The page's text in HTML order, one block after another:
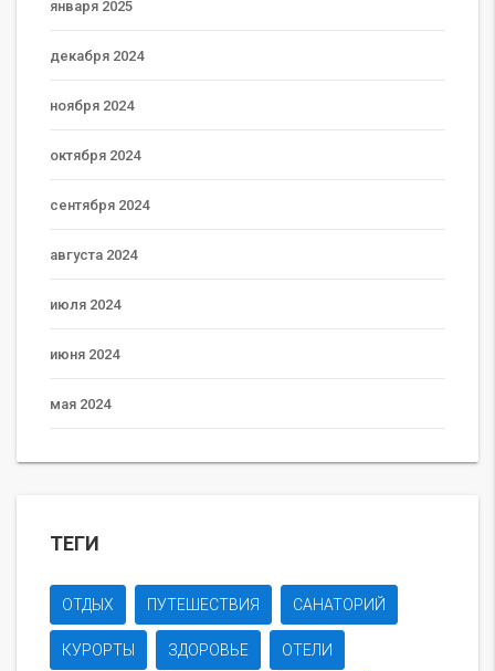
января 2025
декабря 2024
ноября 2024
октября 2024
сентября 2024
августа 2024
июля 2024
июня 2024
мая 2024
ТЕГИ
ОТДЫХ ПУТЕШЕСТВИЯ САНАТОРИЙ
КУРОРТЫ ЗДОРОВЬЕ ОТЕЛИ